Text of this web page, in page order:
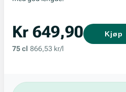
Kr 649,90
75 cl 866,53 kr/l
Kjøp